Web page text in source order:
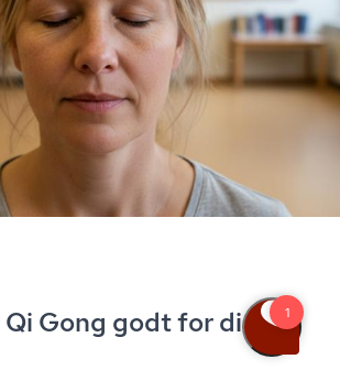
Gong godt for dig og